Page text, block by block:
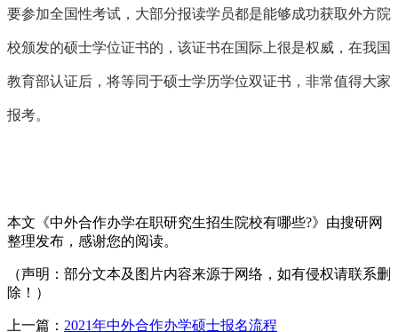
要参加全国性考试，大部分报读学员都是能够成功获取外方院
校颁发的硕士学位证书的，该证书在国际上很是权威，在我国
教育部认证后，将等同于硕士学历学位双证书，非常值得大家
报考。
本文《中外合作办学在职研究生招生院校有哪些?》由搜研网
整理发布，感谢您的阅读。
（声明：部分文本及图片内容来源于网络，如有侵权请联系删
除！）
上一篇： 2021年中外合作办学硕士报名流程